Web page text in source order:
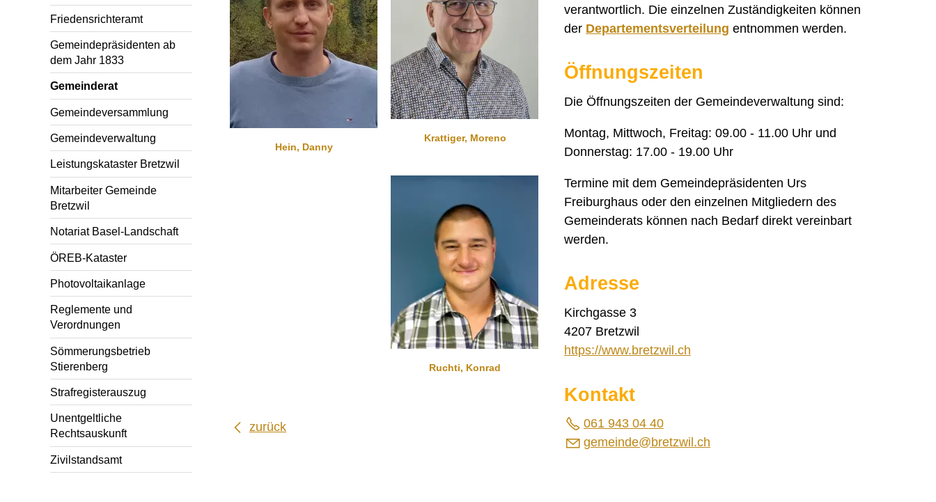
Friedensrichteramt
Gemeindepräsidenten ab
dem Jahr 1833
Gemeinderat
Gemeindeversammlung
Gemeindeverwaltung
Leistungskataster Bretzwil
Mitarbeiter Gemeinde
Bretzwil
Notariat Basel-Landschaft
ÖREB-Kataster
Photovoltaikanlage
Reglemente und
Verordnungen
Sömmerungsbetrieb
Stierenberg
Strafregisterauszug
Unentgeltliche
Rechtsauskunft
Zivilstandsamt
Hein, Danny
Krattiger, Moreno
Ruchti, Konrad
zurück
verantwortlich. Die einzelnen Zuständigkeiten können
der Departementsverteilung entnommen werden.
Öffnungszeiten
Die Öffnungszeiten der Gemeindeverwaltung sind:
Montag, Mittwoch, Freitag: 09.00 - 11.00 Uhr und
Donnerstag: 17.00 - 19.00 Uhr
Termine mit dem Gemeindepräsidenten Urs
Freiburghaus oder den einzelnen Mitgliedern des
Gemeinderats können nach Bedarf direkt vereinbart
werden.
Adresse
Kirchgasse 3
4207 Bretzwil
https://www.bretzwil.ch
Kontakt
061 943 04 40
g m nd br tzw ch